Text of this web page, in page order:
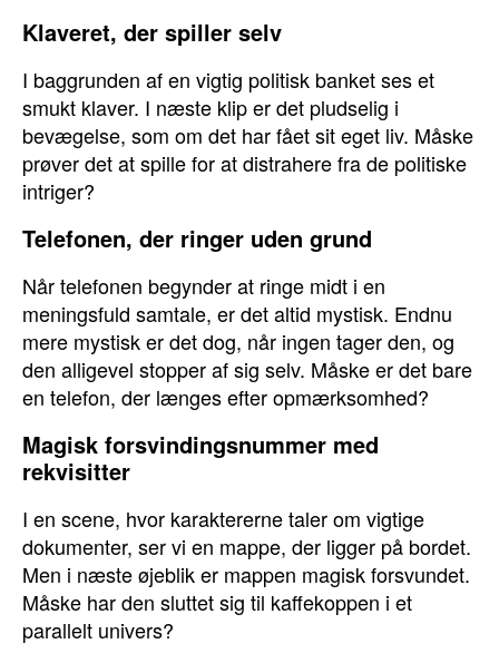
Klaveret, der spiller selv
I baggrunden af en vigtig politisk banket ses et
smukt klaver. I næste klip er det pludselig i
bevægelse, som om det har fået sit eget liv. Måske
prøver det at spille for at distrahere fra de politiske
intriger?
Telefonen, der ringer uden grund
Når telefonen begynder at ringe midt i en
meningsfuld samtale, er det altid mystisk. Endnu
mere mystisk er det dog, når ingen tager den, og
den alligevel stopper af sig selv. Måske er det bare
en telefon, der længes efter opmærksomhed?
Magisk forsvindingsnummer med
rekvisitter
I en scene, hvor karaktererne taler om vigtige
dokumenter, ser vi en mappe, der ligger på bordet.
Men i næste øjeblik er mappen magisk forsvundet.
Måske har den sluttet sig til kaffekoppen i et
parallelt univers?